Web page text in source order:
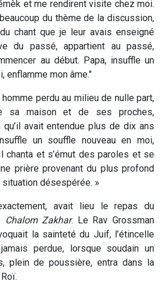
et me rendirent visite chez moi.
du thème de la discussion,
chant que je leur avais enseigné
du passé, appartient au passé,
au début. Papa, insuffle un
enflamme mon âme."
homme perdu au milieu de nulle part,
sa maison et de ses proches,
qu’il avait entendue plus de dix ans
un souffle nouveau en moi,
chanta et s’émut des paroles et se
prière provenant du plus profond
désespérée. »
avait lieu le repas du
Chalom Zakhar. Le Rav Grossman
la sainteté du Juif, l’étincelle
perdue, lorsque soudain un
plein de poussière, entra dans la